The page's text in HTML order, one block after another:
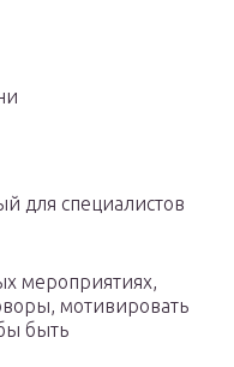
для специалистов
мероприятиях,
мотивировать
быть